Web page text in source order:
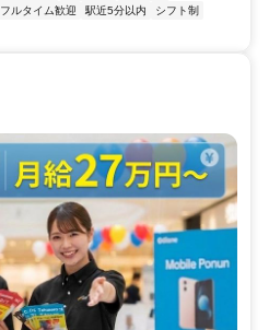
フルタイム歓迎 駅近5分以内
シフト制